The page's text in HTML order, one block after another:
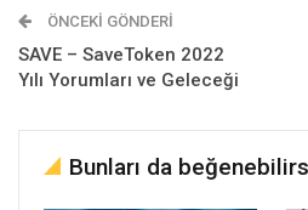
ÖNCEKI GÖNDERI
SAVE – SaveToken 2022
Yılı Yorumları ve Geleceği
Bunları da